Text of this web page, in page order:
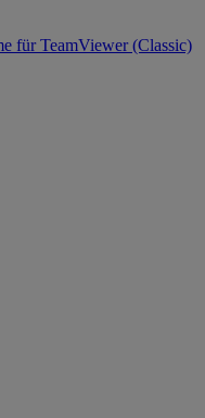
für TeamViewer (Classic)